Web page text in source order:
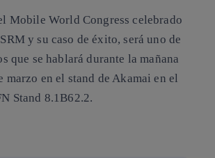
Mobile World Congress celebrado
y su caso de éxito, será uno de
que se hablará durante la mañana
marzo en el stand de Akamai en el
Stand 8.1B62.2.